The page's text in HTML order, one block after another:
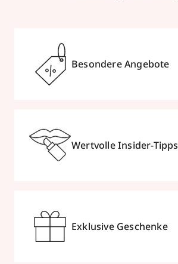
Besondere Angebote
Wertvolle Insider-Tipps
Exklusive Geschenke